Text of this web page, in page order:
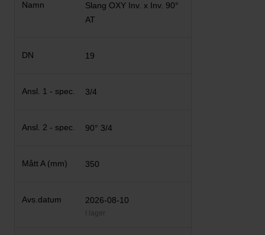
Slang OXY Inv. x Inv. 90°
AT
19
3/4
90° 3/4
350
2026-08-10
I lager